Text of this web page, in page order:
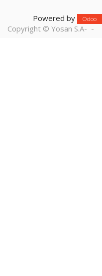
Powered by Odoo
Copyright © Yosan S.A- -